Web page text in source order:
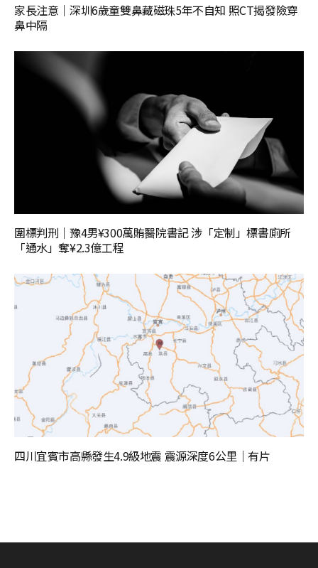
家長注意｜深圳6歲童雙鼻藏磁珠5年不自知 照CT揭發險穿
鼻中隔
圍標判刑｜豫4男¥300萬賄醫院書記 涉「定制」標書廁所
「通水」奪¥2.3億工程
四川宜賓市高縣發生4.9級地震 震源深度6公里｜有片